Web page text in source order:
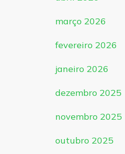
março 2026
fevereiro 2026
janeiro 2026
dezembro 2025
novembro 2025
outubro 2025